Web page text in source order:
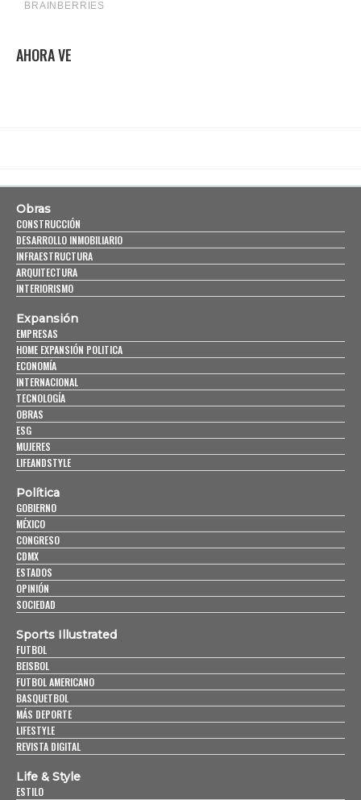
AHORA VE
Obras
CONSTRUCCIÓN
DESARROLLO INMOBILIARIO
INFRAESTRUCTURA
ARQUITECTURA
INTERIORISMO
Expansión
EMPRESAS
HOME EXPANSIÓN POLITICA
ECONOMÍA
INTERNACIONAL
TECNOLOGÍA
OBRAS
ESG
MUJERES
LIFEANDSTYLE
Política
GOBIERNO
MÉXICO
CONGRESO
CDMX
ESTADOS
OPINIÓN
SOCIEDAD
Sports Illustrated
FUTBOL
BEISBOL
FUTBOL AMERICANO
BASQUETBOL
MÁS DEPORTE
LIFESTYLE
REVISTA DIGITAL
Life & Style
ESTILO